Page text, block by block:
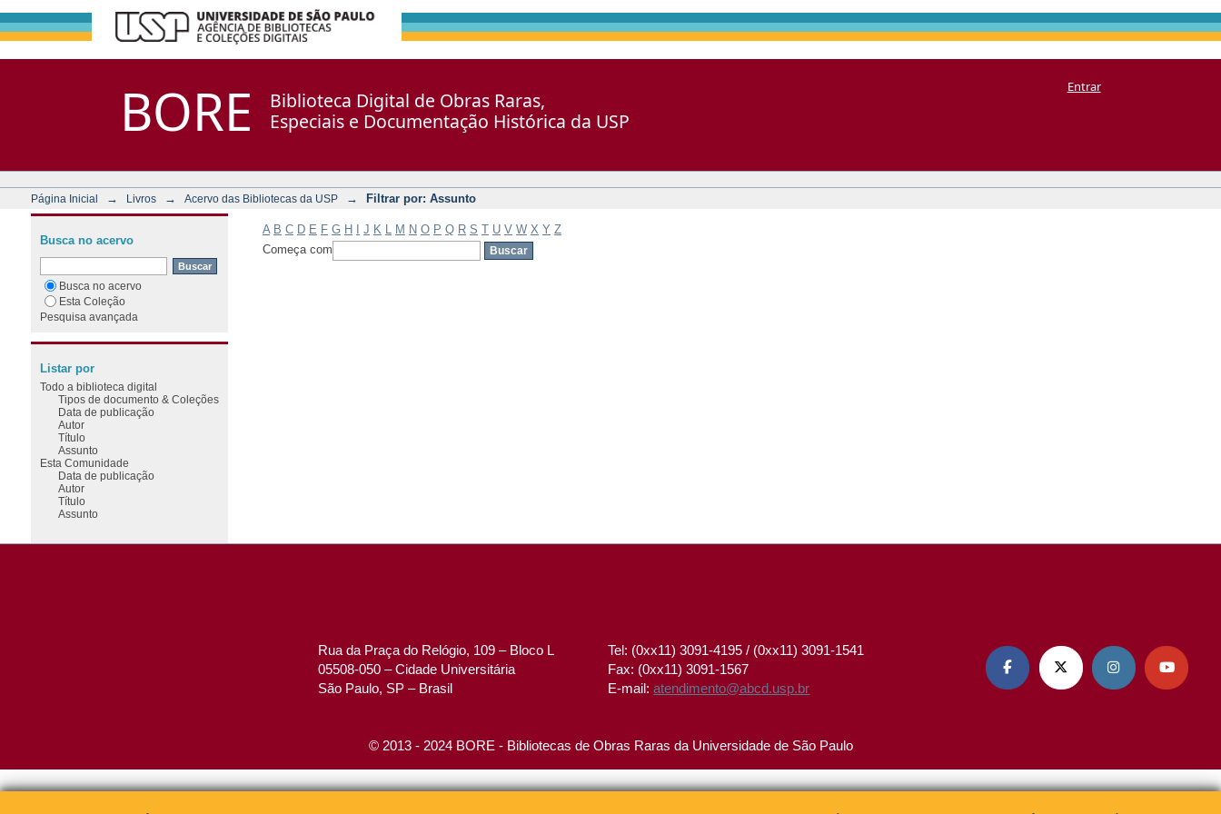
BORE
Biblioteca Digital de Obras Raras,
Especiais e Documentação Histórica da USP
Entrar
Página Inicial → Livros → Acervo das Bibliotecas da USP → Filtrar por: Assunto
A B C D E F G H J K M N O P Q R S T U V W X Y Z
Começa com
Busca no acervo
Busca no acervo
Esta Coleção
Pesquisa avançada
Listar por
Todo a biblioteca digital
Tipos de documento & Coleções
Data de publicação
Autor
Título
Assunto
Esta Comunidade
Data de publicação
Autor
Título
Assunto
Rua da Praça do Relógio, 109 – Bloco L
05508-050 – Cidade Universitária
São Paulo, SP – Brasil
Tel: (0xx11) 3091-4195 / (0xx11) 3091-1541
Fax: (0xx11) 3091-1567
E-mail:atendimento@abcd.usp.br
   
© 2013 - 2024 BORE - Bibliotecas de Obras Raras da Universidade de São Paulo